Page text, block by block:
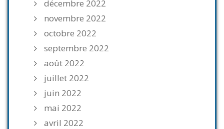
décembre 2022
novembre 2022
octobre 2022
septembre 2022
août 2022
juillet 2022
juin 2022
mai 2022
avril 2022